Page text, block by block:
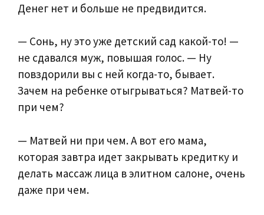
Денег нет и больше не предвидится.
— Сонь, ну это уже детский сад какой-то! —
не сдавался муж, повышая голос. — Ну
повздорили вы с ней когда-то, бывает.
Зачем на ребенке отыгрываться? Матвей-то
при чем?
— Матвей ни при чем. А вот его мама,
которая завтра идет закрывать кредитку и
делать массаж лица в элитном салоне, очень
даже при чем.